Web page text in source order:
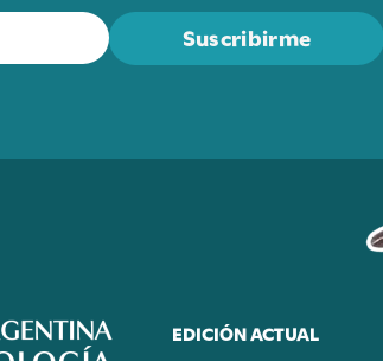
Suscribirme
EDICIÓN ACTUAL